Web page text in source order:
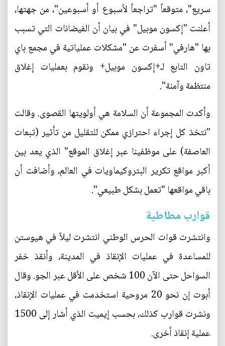
سريع"، متوقعاً "تراجعاً لأسبوع أو أسبوعين"، من جهتها،
أعلنت "إكسون موبيل" في بيان أن الفيضانات التي تسبب
بها "هارفي" أسفرت عن "مشكلات عملياتية في مجمع باي
تاون التابع لـ+إكسون موبيل+ ونقوم بعمليات إغلاق
منتظمة وآمنة".
وأكدت المجموعة أن السلامة هي أولويتها القصوى. وقالت
"نتخذ كل إجراء احترازي ممكن للتقليل من تأثير (تبعات
العاصفة) على موظفينا عبر إغلاق الموقع" الذي يعد بين
أكبر مواقع تكرير البتروكيماويات في العالم، وأضافت أن
باقي مواقعها "تعمل بشكل طبيعي".
قوارب مطاطية
وانتشرت قوات الحرس الوطني انتشرت ليلاً في هيوستن
للمساعدة في عمليات الإنقاذ في المدينة، وأنقذ خفر
السواحل حتى الآن 100 شخص على الأقل عبر الجو. وقال
أبوت إن نحو 20 مروحية استخدمت في عمليات الإنقاذ،
ونشرت قوارب كذلك، بحسب إيميت الذي أشار إلى 1500
عملية إنقاذ أخرى.